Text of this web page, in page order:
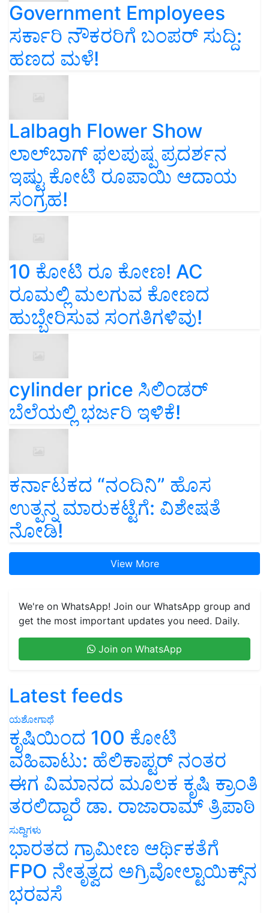
Government Employees
ಸರ್ಕಾರಿ ನೌಕರರಿಗೆ ಬಂಪರ್‌ ಸುದ್ದಿ:
ಹಣದ ಮಳೆ!
Lalbagh Flower Show
ಲಾಲ್‌ಬಾಗ್ ಫಲಪುಷ್ಪ ಪ್ರದರ್ಶನ
ಇಷ್ಟು ಕೋಟಿ ರೂಪಾಯಿ ಆದಾಯ
ಸಂಗ್ರಹ!
10 ಕೋಟಿ ರೂ ಕೋಣ! AC
ರೂಮಲ್ಲಿ ಮಲಗುವ ಕೋಣದ
ಹುಬ್ಬೇರಿಸುವ ಸಂಗತಿಗಳಿವು!
cylinder price ಸಿಲಿಂಡರ್‌
ಬೆಲೆಯಲ್ಲಿ ಭರ್ಜರಿ ಇಳಿಕೆ!
ಕರ್ನಾಟಕದ “ನಂದಿನಿ” ಹೊಸ
ಉತ್ಪನ್ನ ಮಾರುಕಟ್ಟೆಗೆ: ವಿಶೇಷತೆ
ನೋಡಿ!
View More
We're on WhatsApp! Join our WhatsApp group and
get the most important updates you need. Daily.
Join on WhatsApp
Latest feeds
ಯಶೋಗಾಥೆ
ಕೃಷಿಯಿಂದ 100 ಕೋಟಿ
ವಹಿವಾಟು: ಹೆಲಿಕಾಪ್ಟರ್ ನಂತರ
ಈಗ ವಿಮಾನದ ಮೂಲಕ ಕೃಷಿ ಕ್ರಾಂತಿ
ತರಲಿದ್ದಾರೆ ಡಾ. ರಾಜಾರಾಮ್ ತ್ರಿಪಾಠಿ
ಸುದ್ದಿಗಳು
ಭಾರತದ ಗ್ರಾಮೀಣ ಆರ್ಥಿಕತೆಗೆ
FPO ನೇತೃತ್ವದ ಅಗ್ರಿವೋಲ್ಟಾಯಿಕ್ಸ್‌ನ
ಭರವಸೆ